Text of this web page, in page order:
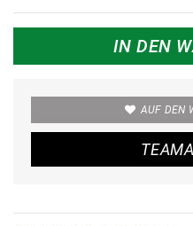
IN DEN
AUF DEN